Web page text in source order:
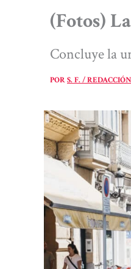
(Fotos)
Concluye la
PORS. F. / REDACCIÓN